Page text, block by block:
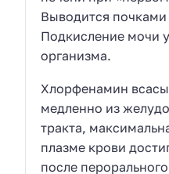
Выводится
Подкисление мочи
организма.
Хлорфенамин
медленно из
тракта,
плазме крови
после